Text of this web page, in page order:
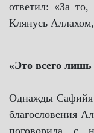
ответил: «За то,
Клянусь
«Это всего
Однажды Сафийя
благословения
поговорила с